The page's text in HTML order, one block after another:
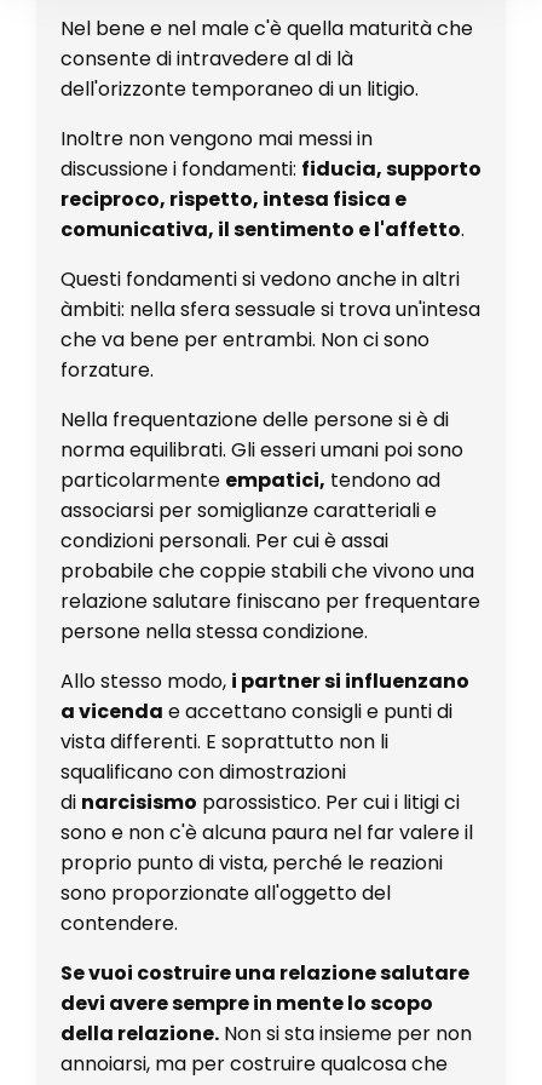
Nel bene e nel male c'è quella maturità che
consente di intravedere al di là
dell'orizzonte temporaneo di un litigio.
Inoltre non vengono mai messi in
discussione i fondamenti: fiducia, supporto
reciproco, rispetto, intesa fisica e
comunicativa, il sentimento e l'affetto.
Questi fondamenti si vedono anche in altri
àmbiti: nella sfera sessuale si trova un'intesa
che va bene per entrambi. Non ci sono
forzature.
Nella frequentazione delle persone si è di
norma equilibrati. Gli esseri umani poi sono
particolarmente empatici, tendono ad
associarsi per somiglianze caratteriali e
condizioni personali. Per cui è assai
probabile che coppie stabili che vivono una
relazione salutare finiscano per frequentare
persone nella stessa condizione.
Allo stesso modo, i partner si influenzano
a vicenda e accettano consigli e punti di
vista differenti. E soprattutto non li
squalificano con dimostrazioni
di narcisismo parossistico. Per cui i litigi ci
sono e non c'è alcuna paura nel far valere il
proprio punto di vista, perché le reazioni
sono proporzionate all'oggetto del
contendere.
Se vuoi costruire una relazione salutare
devi avere sempre in mente lo scopo
della relazione. Non si sta insieme per non
annoiarsi, ma per costruire qualcosa che